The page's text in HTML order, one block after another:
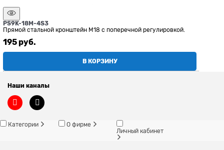
PS9K-18M-4S3
Прямой стальной кронштейн М18 с поперечной регулировкой.
195 руб.
В КОРЗИНУ
Наши каналы
Категории
О фирме
Личный кабинет